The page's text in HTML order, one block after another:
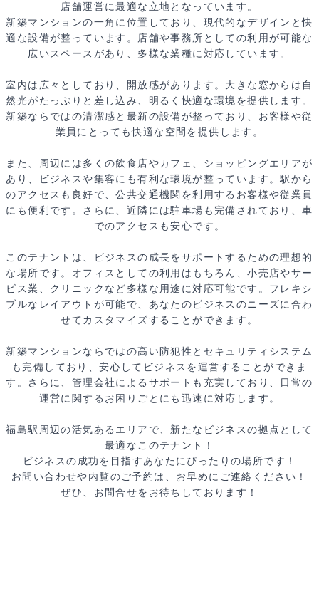
店舗運営に最適な立地となっています。
新築マンションの一角に位置しており、現代的なデザインと快
適な設備が整っています。店舗や事務所としての利用が可能な
広いスペースがあり、多様な業種に対応しています。
室内は広々としており、開放感があります。大きな窓からは自
然光がたっぷりと差し込み、明るく快適な環境を提供します。
新築ならではの清潔感と最新の設備が整っており、お客様や従
業員にとっても快適な空間を提供します。
また、周辺には多くの飲食店やカフェ、ショッピングエリアが
あり、ビジネスや集客にも有利な環境が整っています。駅から
のアクセスも良好で、公共交通機関を利用するお客様や従業員
にも便利です。さらに、近隣には駐車場も完備されており、車
でのアクセスも安心です。
このテナントは、ビジネスの成長をサポートするための理想的
な場所です。オフィスとしての利用はもちろん、小売店やサー
ビス業、クリニックなど多様な用途に対応可能です。フレキシ
ブルなレイアウトが可能で、あなたのビジネスのニーズに合わ
せてカスタマイズすることができます。
新築マンションならではの高い防犯性とセキュリティシステム
も完備しており、安心してビジネスを運営することができま
す。さらに、管理会社によるサポートも充実しており、日常の
運営に関するお困りごとにも迅速に対応します。
福島駅周辺の活気あるエリアで、新たなビジネスの拠点として
最適なこのテナント！
ビジネスの成功を目指すあなたにぴったりの場所です！
お問い合わせや内覧のご予約は、お早めにご連絡ください！
ぜひ、お問合せをお待ちしております！